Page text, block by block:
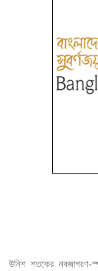
উনিশ শতকের নবজাগরণ-